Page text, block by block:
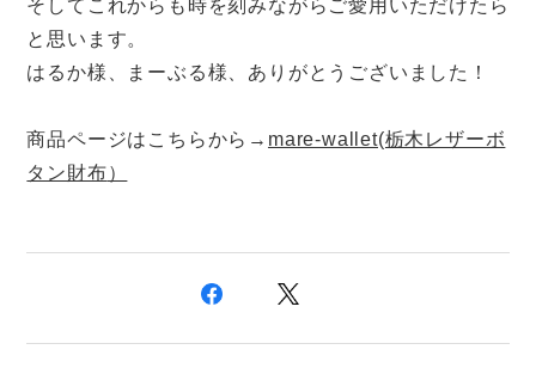
そしてこれからも時を刻みながらご愛用いただけたら
と思います。
はるか様、まーぶる様、ありがとうございました！
商品ページはこちらから→ mare-wallet(栃木レザーボ
タン財布）